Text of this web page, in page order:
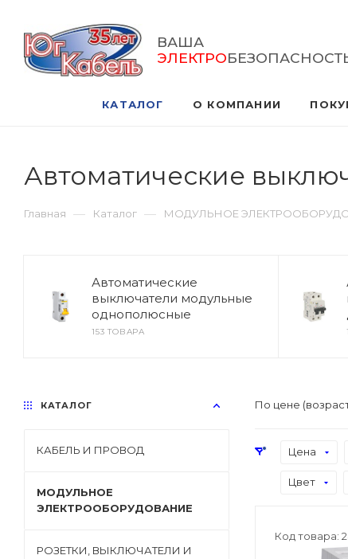
ВАША
ЭЛЕКТРО
КАТАЛОГ О КОМПАНИИ
Автоматические
Главная — Каталог — МОДУЛЬНОЕ
Автоматические
выключатели модульные
однополюсные
153 ТОВАРА
По цене
Цена
Цвет
Код товара:
КАТАЛОГ
КАБЕЛЬ И ПРОВОД
МОДУЛЬНОЕ
ЭЛЕКТРООБОРУДОВАНИЕ
РОЗЕТКИ, ВЫКЛЮЧАТЕЛИ И